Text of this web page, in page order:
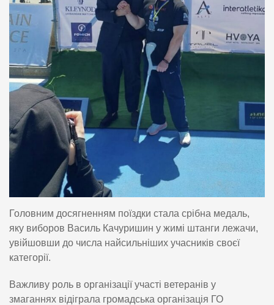
Головним досягненням поїздки стала срібна медаль,
яку виборов Василь Качуришин у жимі штанги лежачи,
увійшовши до числа найсильніших учасників своєї
категорії.
Важливу роль в організації участі ветеранів у
змаганнях відіграла громадська організація ГО